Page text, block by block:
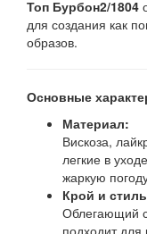
Топ Бурбон2/1804
для создания как
образов.
Основные
Материал:
Вискоза,
легкие в
жаркую
Крой и
Облегающий
подходит для